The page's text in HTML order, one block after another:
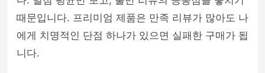
때문입니다. 프리미엄 제품은 만족 리뷰가 많아도 나
에게 치명적인 단점 하나가 있으면 실패한 구매가 됩
니다.